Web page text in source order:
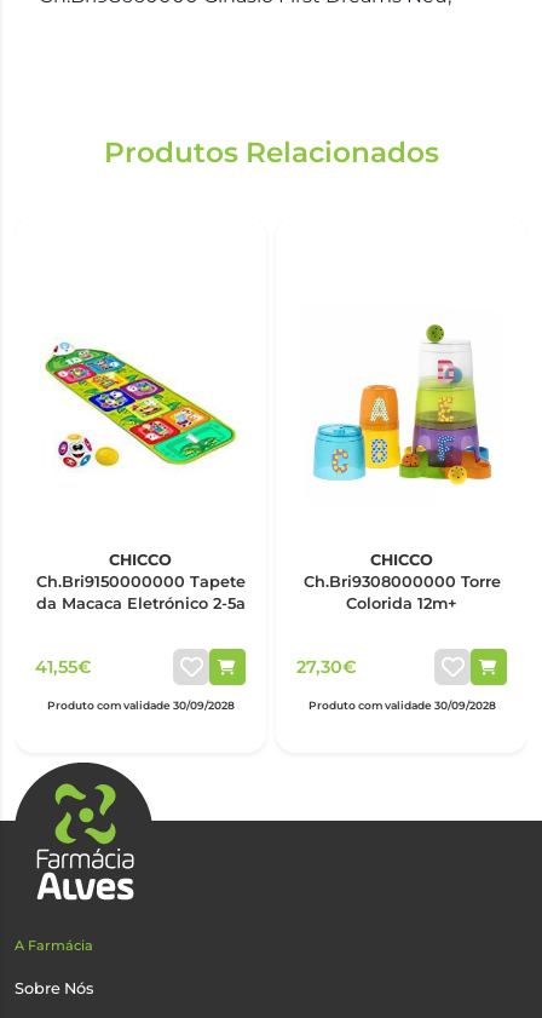
Produtos Relacionados
CHICCO
Ch.Bri9150000000 Tapete
da Macaca Eletrónico 2-5a
41,55€
Produto com validade 30/09/2028
CHICCO
Ch.Bri9308000000 Torre
Colorida 12m+
27,30€
Produto com validade 30/09/2028
A Farmácia
Sobre Nós